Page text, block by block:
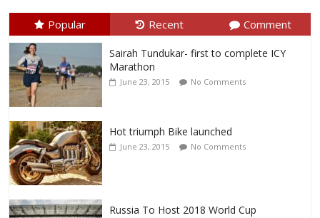
Popular Recent Comment
Sairah Tundukar- first to complete ICY
Marathon
June 23, 2015 No Comments
Hot triumph Bike launched
June 23, 2015 No Comments
Russia To Host 2018 World Cup